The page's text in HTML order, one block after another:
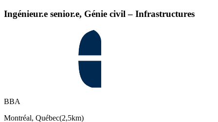
Ingénieur.e senior.e, Génie civil – Infrastructures
BBA
Montréal, Québec(2,5km)